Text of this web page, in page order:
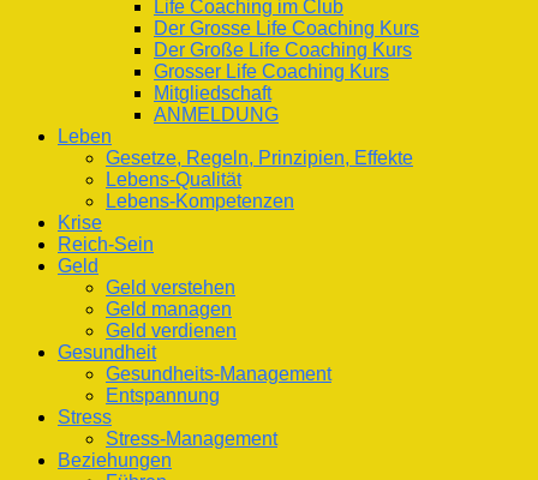
Life Coaching im Club
Der Grosse Life Coaching Kurs
Der Große Life Coaching Kurs
Grosser Life Coaching Kurs
Mitgliedschaft
ANMELDUNG
Leben
Gesetze, Regeln, Prinzipien, Effekte
Lebens-Qualität
Lebens-Kompetenzen
Krise
Reich-Sein
Geld
Geld verstehen
Geld managen
Geld verdienen
Gesundheit
Gesundheits-Management
Entspannung
Stress
Stress-Management
Beziehungen